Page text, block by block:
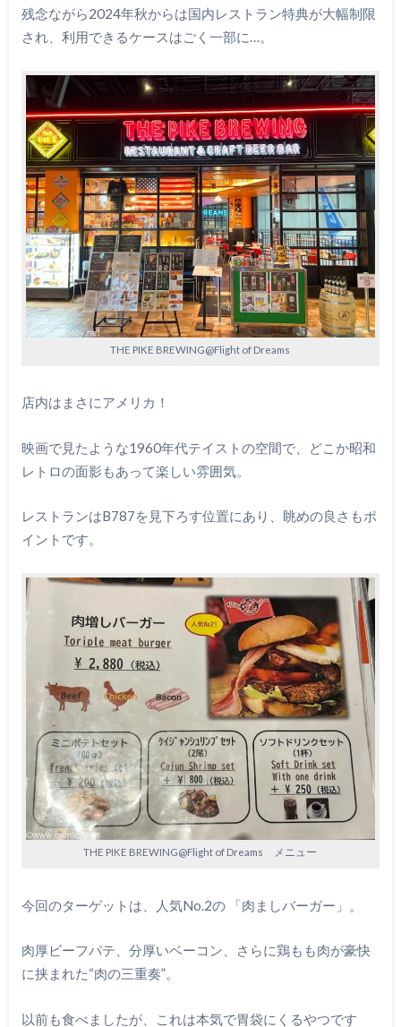
残念ながら2024年秋からは国内レストラン特典が大幅制限
され、利用できるケースはごく一部に…。
THE PIKE BREWING@Flight of Dreams
店内はまさにアメリカ！
映画で見たような1960年代テイストの空間で、どこか昭和
レトロの面影もあって楽しい雰囲気。
レストランはB787を見下ろす位置にあり、眺めの良さもポ
イントです。
THE PIKE BREWING@Flight of Dreams メニュー
今回のターゲットは、人気No.2の 「肉ましバーガー」。
肉厚ビーフパテ、分厚いベーコン、さらに鶏もも肉が豪快
に挟まれた“肉の三重奏”。
以前も食べましたが、これは本気で胃袋にくるやつです